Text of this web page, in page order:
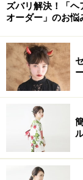
ズバリ解決！「ヘ
オーダー」のお悩